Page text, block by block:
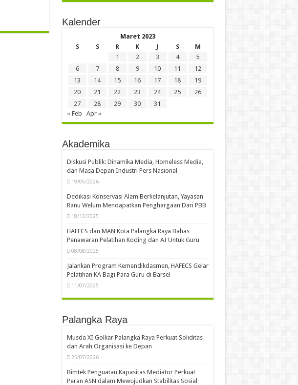
Kalender
Maret 2023
S
S R K J S
M
1
2 3 4
5
6
7 8 9 10 11
12
13
14 15 16 17 18
19
20
21 22 23 24 25
26
27
28 29 30
31
« Feb
Apr »
Akademika
Diskusi Publik: Dinamika Media, Homeless Media,
dan Masa Depan Industri Pers Nasional
19/05/2026
Dedikasi Konservasi Alam Berkelanjutan, Yayasan
Ranu Welum Mendapatkan Penghargaan Dari PBB
18/12/2025
HAFECS dan MAN Kota Palangka Raya Bahas
Penawaran Pelatihan Koding dan AI Untuk Guru
08/08/2025
Jalankan Program Kemendikdasmen, HAFECS Gelar
Pelatihan KA Bagi Para Guru di Barsel
11/07/2025
Palangka Raya
Musda XI Golkar Palangka Raya Perkuat Soliditas
dan Arah Organisasi ke Depan
25/07/2026
Bimtek Penguatan Kapasitas Mediator Perkuat
Peran ASN dalam Mewujudkan Stabilitas Sosial